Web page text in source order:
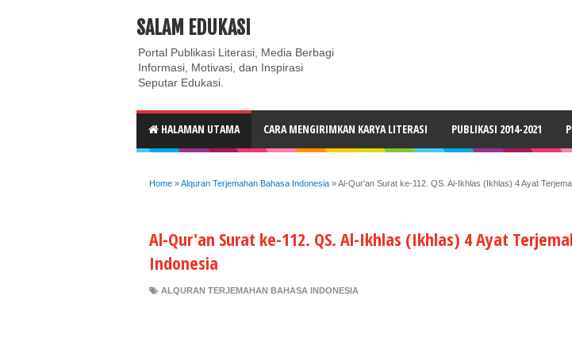
ABOUT CONTACT US
SALAM EDUKASI
Portal Publikasi Literasi, Media Berbagi
Informasi, Motivasi, dan Inspirasi
Seputar Edukasi.
HALAMAN UTAMA CARA MENGIRIMKAN KARYA LITERASI PUBLIKASI 2014-2021
Home »Alquran Terjemahan Bahasa Indonesia »Al-Qur'an Surat ke-112. QS. Al-Ikhlas (Ikhlas) 4 Ayat
Al-Qur'an Surat ke-112. QS. Al-Ikhlas (Ikhlas) 4 Ayat
Indonesia
ALQURAN TERJEMAHAN BAHASA INDONESIA